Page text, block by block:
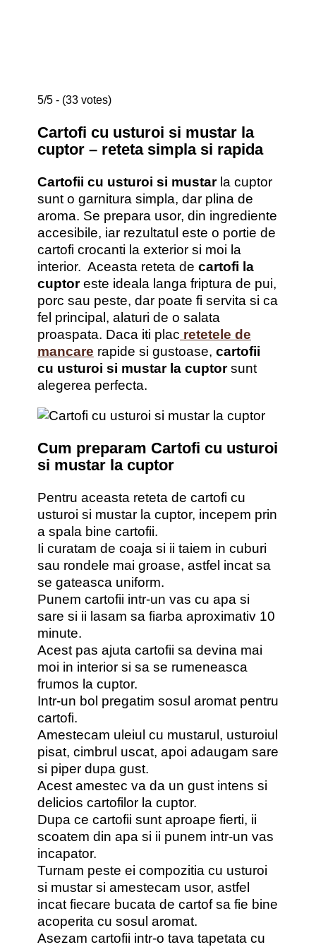
5/5 - (33 votes)
Cartofi cu usturoi si mustar la
cuptor – reteta simpla si rapida
Cartofii cu usturoi si mustarla cuptor
sunt o garnitura simpla, dar plina de
aroma. Se prepara usor, din ingrediente
accesibile, iar rezultatul este o portie de
cartofi crocanti la exterior si moi la
interior. Aceasta reteta de cartofi la
cuptoreste ideala langa friptura de pui,
porc sau peste, dar poate fi servita si ca
fel principal, alaturi de o salata
proaspata. Daca iti plac retetele de
mancare rapide si gustoase, cartofii
cu usturoi si mustar la cuptorsunt
alegerea perfecta.
Cum preparam Cartofi cu usturoi
si mustar la cuptor
Pentru aceasta reteta de cartofi cu
usturoi si mustar la cuptor, incepem prin
a spala bine cartofii.
Ii curatam de coaja si ii taiem in cuburi
sau rondele mai groase, astfel incat sa
se gateasca uniform.
Punem cartofii intr-un vas cu apa si
sare si ii lasam sa fiarba aproximativ 10
minute.
Acest pas ajuta cartofii sa devina mai
moi in interior si sa se rumeneasca
frumos la cuptor.
Intr-un bol pregatim sosul aromat pentru
cartofi.
Amestecam uleiul cu mustarul, usturoiul
pisat, cimbrul uscat, apoi adaugam sare
si piper dupa gust.
Acest amestec va da un gust intens si
delicios cartofilor la cuptor.
Dupa ce cartofii sunt aproape fierti, ii
scoatem din apa si ii punem intr-un vas
incapator.
Turnam peste ei compozitia cu usturoi
si mustar si amestecam usor, astfel
incat fiecare bucata de cartof sa fie bine
acoperita cu sosul aromat.
Asezam cartofii intr-o tava tapetata cu